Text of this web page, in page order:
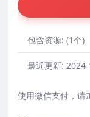
包含资源: (1个)
最近更新:
使用微信支付，请